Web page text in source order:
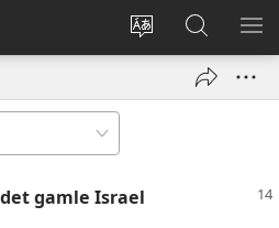
Endre
Logg
inn
vindu)
Søk
på
JW.ORG
VIS
gamle Israel